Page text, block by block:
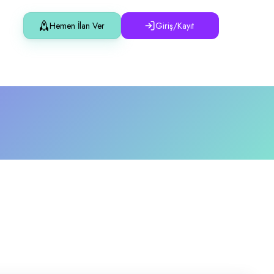
Hemen İlan Ver Giriş/Kayıt